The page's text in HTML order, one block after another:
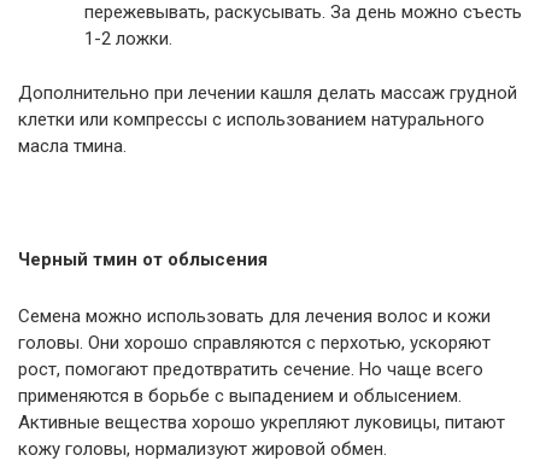
пережевывать, раскусывать. За день можно съесть
1-2 ложки.
Дополнительно при лечении кашля делать массаж грудной
клетки или компрессы с использованием натурального
масла тмина.
Черный тмин от облысения
Семена можно использовать для лечения волос и кожи
головы. Они хорошо справляются с перхотью, ускоряют
рост, помогают предотвратить сечение. Но чаще всего
применяются в борьбе с выпадением и облысением.
Активные вещества хорошо укрепляют луковицы, питают
кожу головы, нормализуют жировой обмен.